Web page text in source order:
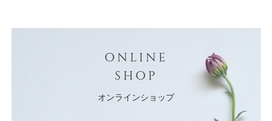
ONLINE
SHOP
オンラインショップ